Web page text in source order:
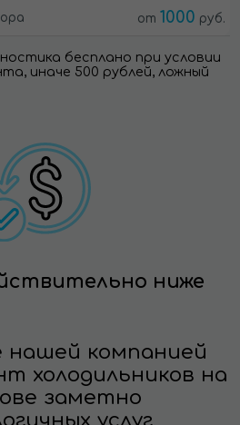
от 1000 руб.
бесплано при условии
иначе 500 рублей, ложный
ниже
нашей компанией
холодильников на
заметно
услуг,